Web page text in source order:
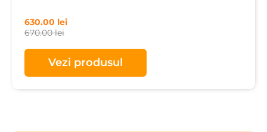
670.00lei
630.00 lei
Vezi produsul